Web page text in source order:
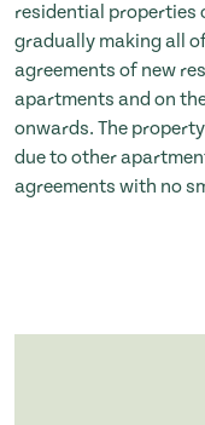
residential properties
gradually making all
agreements of new
apartments and on
onwards. The
due to other
agreements with no